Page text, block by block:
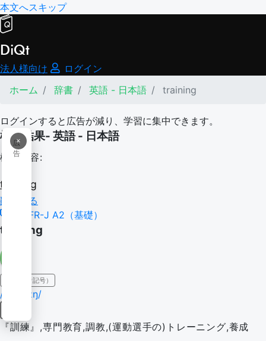
本文へスキップ
DiQt
法人様向け
ログイン
ホーム
辞書 英語 - 日本語 training
ログインすると広告が減り、学習に集中できます。
×
広
告
検索結果- 英語 - 日本語
検索内容:
training
翻訳する
CEFR-J A2（基礎）
training
IPA（発音記号）
/ˈtreɪ.nɪŋ/
『訓練』,専門教育,調教,(運動選手の)トレーニング,養成